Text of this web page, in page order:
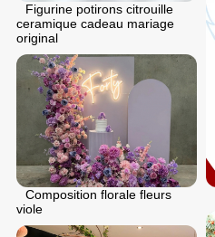
Figurine potirons citrouille
ceramique cadeau mariage
original
Composition florale fleurs
viole